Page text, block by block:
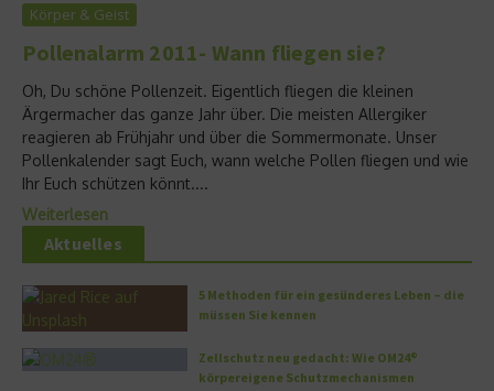
Körper & Geist
Pollenalarm 2011- Wann fliegen sie?
Oh, Du schöne Pollenzeit. Eigentlich fliegen die kleinen
Ärgermacher das ganze Jahr über. Die meisten Allergiker
reagieren ab Frühjahr und über die Sommermonate. Unser
Pollenkalender sagt Euch, wann welche Pollen fliegen und wie
Ihr Euch schützen könnt....
Weiterlesen
Aktuelles
5 Methoden für ein gesünderes Leben – die
müssen Sie kennen
Zellschutz neu gedacht: Wie OM24®
körpereigene Schutzmechanismen